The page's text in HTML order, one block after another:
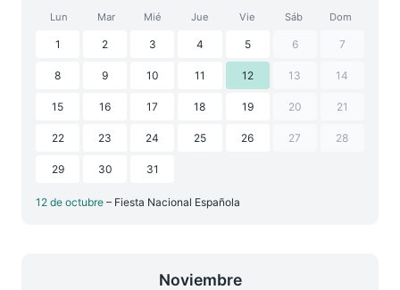
Lun Mar Mié Jue Vie Sáb Dom
1 2 3 4 5 6 7
8 9 10 11 12 13 14
15 16 17 18 19 20 21
22 23 24 25 26 27 28
29 30 31
12 de octubre – Fiesta Nacional Española
Noviembre